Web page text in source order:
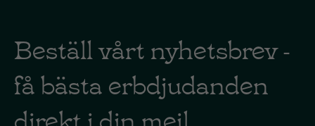
Beställ vårt nyhetsbrev -
få bästa erbdjudanden
direkt i din mejl